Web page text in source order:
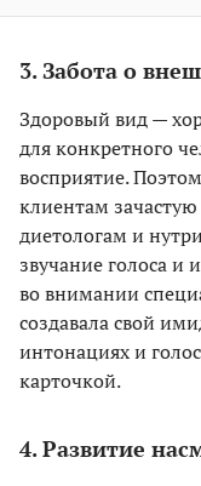
3. Забота о
Здоровый вид —
для конкретного
восприятие.
клиентам
диетологам и
звучание голоса и
во внимании
создавала свой
интонациях и
карточкой.
4. Развитие